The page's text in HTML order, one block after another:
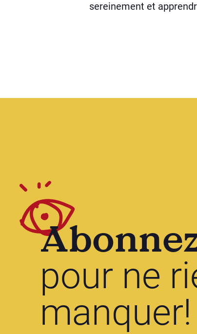
sereinement et
pour ne
manquer!